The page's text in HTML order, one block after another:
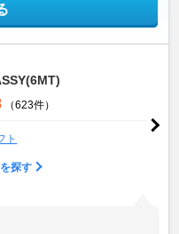
（623件）
ト
探す